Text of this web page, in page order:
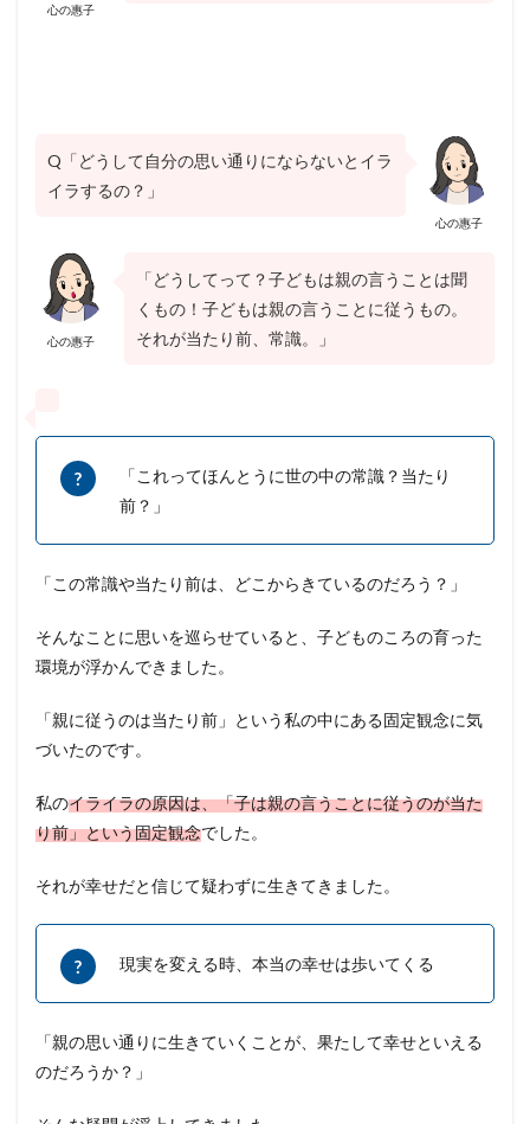
心の惠子
心の惠子
Q「どうして自分の思い通りにならないとイラ
イラするの？」
心の惠子
「どうしてって？子どもは親の言うことは聞
くもの！子どもは親の言うことに従うもの。
それが当たり前、常識。」
「これってほんとうに世の中の常識？当たり
前？」
「この常識や当たり前は、どこからきているのだろう？」
そんなことに思いを巡らせていると、子どものころの育った
環境が浮かんできました。
「親に従うのは当たり前」という私の中にある固定観念に気
づいたのです。
私のイライラの原因は、「子は親の言うことに従うのが当た
り前」という固定観念でした。
それが幸せだと信じて疑わずに生きてきました。
現実を変える時、本当の幸せは歩いてくる
「親の思い通りに生きていくことが、果たして幸せといえる
のだろうか？」